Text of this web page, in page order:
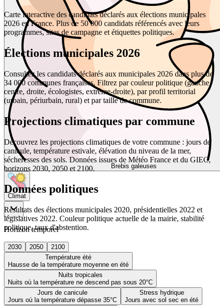
Brebis galeuses
Climat
Horizon temporel
2030 2050
2100
Température été
Hausse de la température moyenne en été
Nuits tropicales
Nuits où la température ne descend pas sous 20°C
Jours de canicule
Jours où la température dépasse 35°C
Stress hydrique
Jours avec sol sec en été
Carte interactive des candidats déclarés aux élections municipales
2026 en France. Plus de 50 000 candidats référencés avec leurs
programmes, sites de campagne et étiquettes politiques.
Élections municipales 2026
Consultez les candidats déclarés aux municipales 2026 dans plus de
34 000 communes françaises. Filtrez par couleur politique (gauche,
centre, droite, écologistes, extrême-droite), par profil territorial
(urbain, périurbain, rural) et par taille de commune.
Projections climatiques par commune
Découvrez les projections climatiques de votre commune : jours de
canicule, température estivale, élévation du niveau de la mer,
sécheresses des sols. Données issues de Météo France et du GIEC,
horizons 2030, 2050 et 2100.
Données politiques
Résultats des élections municipales 2020, présidentielles 2022 et
législatives 2022. Couleur politique actuelle de la mairie, stabilité
politique, taux d'abstention.